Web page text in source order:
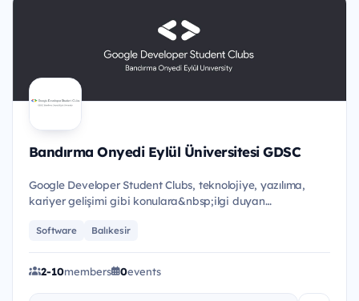
Bandırma Onyedi Eylül Üniversitesi GDSC
Google Developer Student Clubs, teknolojiye, yazılıma,
kariyer gelişimi gibi konulara&nbsp;ilgi duyan
Software Balıkesir
2-10members 0events